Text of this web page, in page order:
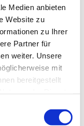
Medien anbieten
Website zu
zu Ihrer
Partner für
weiter. Unsere
mit
bereitgestellt